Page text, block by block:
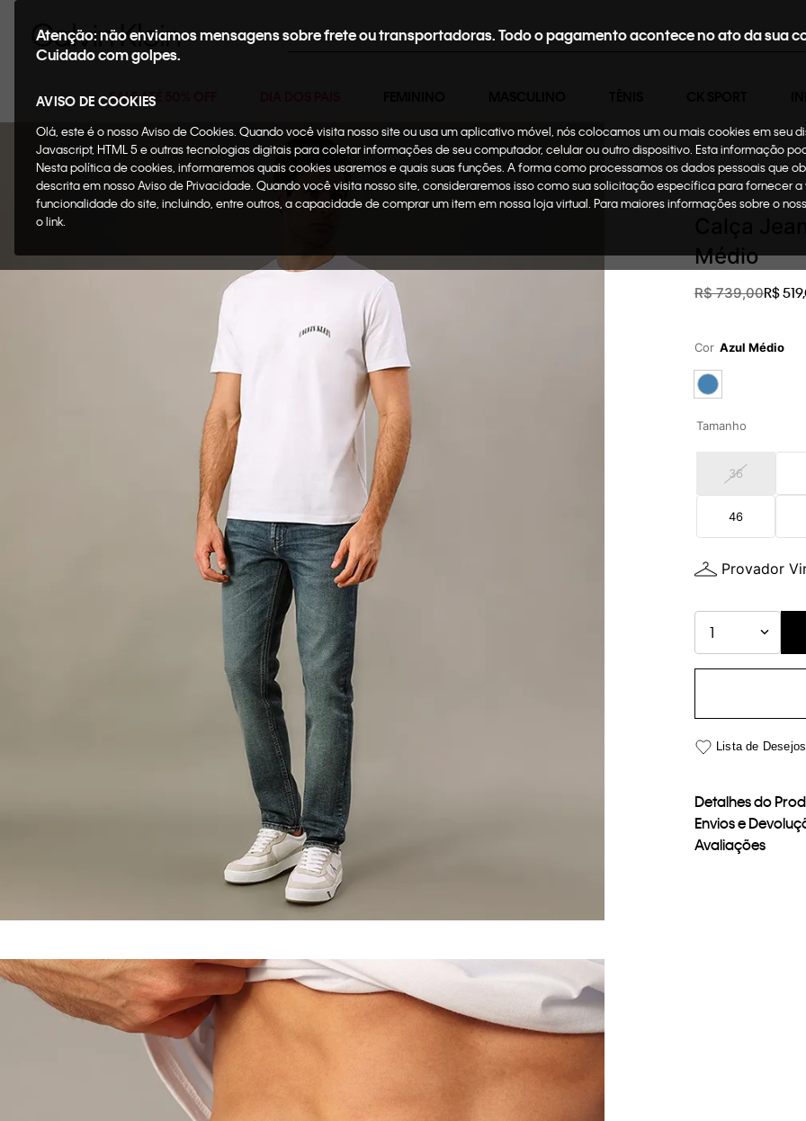
Buscar
SALE ATÉ 50% OFF
Atenção: não enviamos mensagens sobre frete ou transportadoras. Todo o pagamento acontece no ato da sua
Cuidado com golpes.
AVISO DE COOKIES
Olá, este é o nosso Aviso de Cookies. Quando você visita nosso site ou usa um aplicativo móvel, nós colocamos um ou mais cookies em seu
Javascript, HTML 5 e outras tecnologias digitais para coletar informações de seu computador, celular ou outro dispositivo. Esta informação
Nesta política de cookies, informaremos quais cookies usaremos e quais suas funções. A forma como processamos os dados pessoais que
descrita em nosso Aviso de Privacidade. Quando você visita nosso site, consideraremos isso como sua solicitação específica para fornecer
funcionalidade do site, incluindo, entre outros, a capacidade de comprar um item em nossa loja virtual. Para maiores informações sobre o
o link.
Masculino Roupas
Médio
R$ 739,00R$519,
Cor Azul Médio
Tamanho
36
46
Provador
1
Detalhes do
Envios e
Avaliações